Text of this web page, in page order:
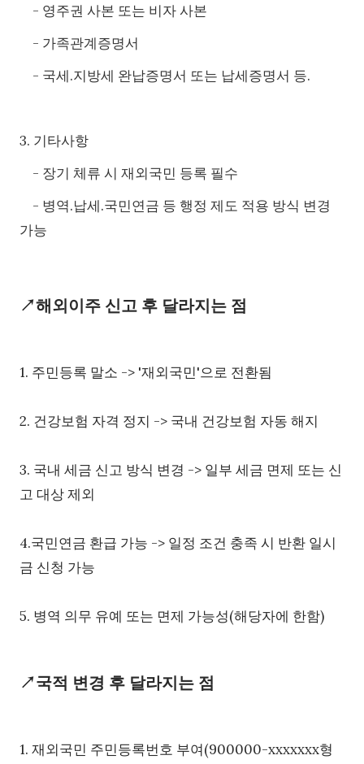
- 영주권 사본 또는 비자 사본
- 가족관계증명서
- 국세.지방세 완납증명서 또는 납세증명서 등.
3. 기타사항
- 장기 체류 시 재외국민 등록 필수
- 병역.납세.국민연금 등 행정 제도 적용 방식 변경
가능
↗해외이주 신고 후 달라지는 점
1. 주민등록 말소 -> '재외국민'으로 전환됨
2. 건강보험 자격 정지 -> 국내 건강보험 자동 해지
3. 국내 세금 신고 방식 변경 -> 일부 세금 면제 또는 신
고 대상 제외
4.국민연금 환급 가능 -> 일정 조건 충족 시 반환 일시
금 신청 가능
5. 병역 의무 유예 또는 면제 가능성(해당자에 한함)
↗국적 변경 후 달라지는 점
1. 재외국민 주민등록번호 부여(900000-xxxxxxx형